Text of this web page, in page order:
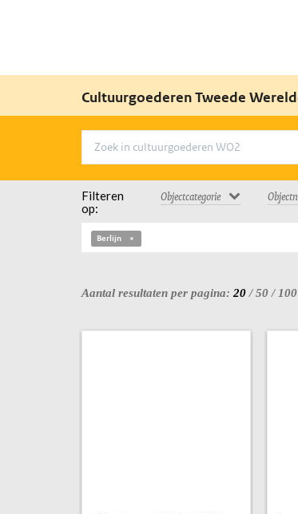
Cultuurgoederen Tweede
Filteren
op:
Objectcategorie
Berlijn
Aantal resultaten per pagina: 20 /50 / 100